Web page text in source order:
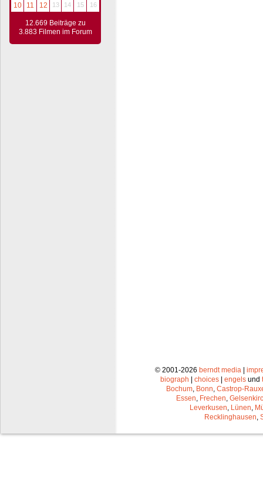
10
11 12 13 14 15 16
12.669 Beiträge zu
3.883 Filmen im Forum
© 2001-2026 berndt media |
biograph | choices | engels und
Bochum Bonn Castrop-
Essen Frechen
Leverkusen Lünen
Recklinghausen